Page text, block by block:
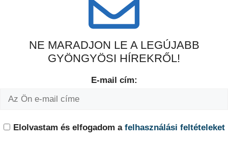
NE MARADJON LE A LEGÚJABB
GYÖNGYÖSI HÍREKRŐL!
E-mail cím:
Elolvastam és elfogadom a felhasználási feltételeket